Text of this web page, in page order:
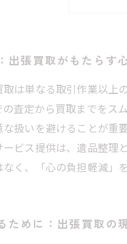
大切
出張買取がもたらす
は単なる取引作業以上
査定から買取までをス
扱いを避けることが重
ビス提供は、遺品整理
く、「心の負担軽減」
ために：出張買取の